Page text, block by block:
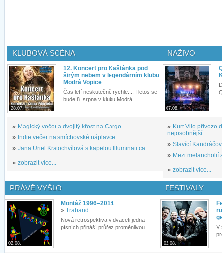
KLUBOVÁ SCÉNA
28.07.
12. Koncert pro Kaštánka pod
širým nebem v legendárním klubu
Modrá Vopice
Čas letí neskutečně rychle.... I letos se
bude 8. srpna v klubu Modrá...
» Magický večer a dvojitý křest na Cargo...
» Indie večer na smíchovské náplavce
» Jana Uriel Kratochvílová s kapelou Illuminati.ca...
» zobrazit více...
NAŽIVO
07.08.
» Kurt Vile přiveze
nejosobnější...
» Slavící
» Mezi melancholií
» zobrazit více...
PRÁVĚ VYŠLO
02.08.
Montáž 1996–2014
» Traband
Nová retrospektiva v dvaceti jedna
písních přináší průřez proměnlivou...
FESTIVALY
02.08.
V